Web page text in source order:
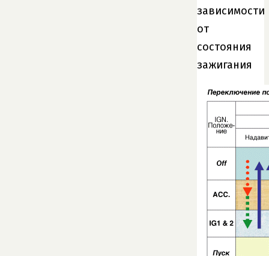
зависимости
от
состояния
зажигания